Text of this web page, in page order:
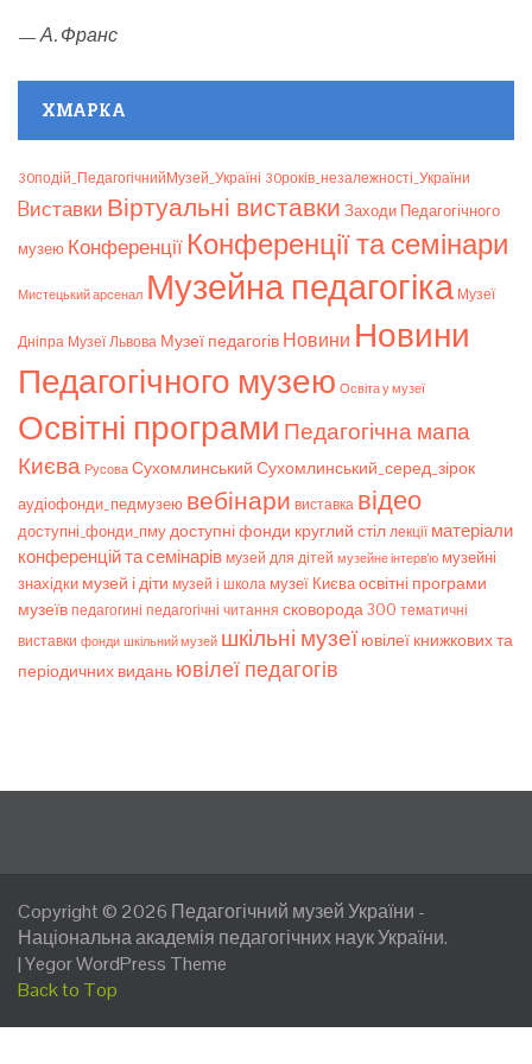
—А. Франс
ХМАРКА
30подій_ПедагогічнийМузей_Україні 30років_незалежності_України
Bиставки Віртуальні виставки Заходи Педагогічного
музею Конференції Конференції та семінари
Мистецький арсенал Музейна педагогіка Музеї
Дніпра Музеї Львова Музеї педагогів Новини Новини
Педагогічного музею Освіта у музеї
Освітні програми Педагогічна мапа
Києва Русова Сухомлинський Сухомлинський_серед_зірок
аудіофонди_педмузею вебінари виставка відео
доступні_фонди_пму доступні фонди круглий стіл лекції матеріали
конференцій та семінарів музей для дітей музейне інтерв’ю музейні
знахідки музей і діти музей і школа музеї Києваосвітні програми
музеїв педагогині педагогічні читання сковорода 300 тематичні
виставки фонди шкільний музей шкільні музеї ювілеї книжкових та
періодичних видань ювілеї педагогів
Copyright © 2026 Педагогічний музей України -
Національна академія педагогічних наук України.
|Yegor WordPress Theme
Back to Top